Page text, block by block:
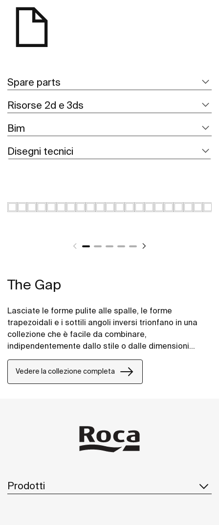
Spare parts
Risorse 2d e 3ds
Bim
Disegni tecnici
The Gap
Lasciate le forme pulite alle spalle, le forme
trapezoidali e i sottili angoli inversi trionfano in una
collezione che è facile da combinare,
indipendentemente dallo stile o dalle dimensioni
dello spazio bagno.
Vedere la collezione completa
Prodotti